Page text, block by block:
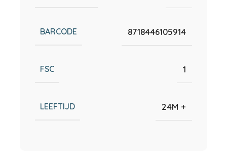
BARCODE 8718446105914
FSC 1
LEEFTIJD 24M +